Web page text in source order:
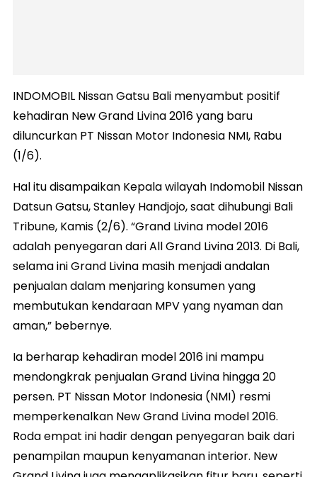
INDOMOBIL Nissan Gatsu Bali menyambut positif
kehadiran New Grand Livina 2016 yang baru
diluncurkan PT Nissan Motor Indonesia NMI, Rabu
(1/6).
Hal itu disampaikan Kepala wilayah Indomobil Nissan
Datsun Gatsu, Stanley Handjojo, saat dihubungi Bali
Tribune, Kamis (2/6). “Grand Livina model 2016
adalah penyegaran dari All Grand Livina 2013. Di Bali,
selama ini Grand Livina masih menjadi andalan
penjualan dalam menjaring konsumen yang
membutukan kendaraan MPV yang nyaman dan
aman,” bebernye.
Ia berharap kehadiran model 2016 ini mampu
mendongkrak penjualan Grand Livina hingga 20
persen. PT Nissan Motor Indonesia (NMI) resmi
memperkenalkan New Grand Livina model 2016.
Roda empat ini hadir dengan penyegaran baik dari
penampilan maupun kenyamanan interior. New